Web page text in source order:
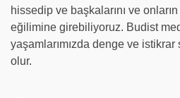
hissedip ve başkalarını ve
eğilimine girebiliyoruz. Budist
yaşamlarımızda denge ve istikrar
olur.